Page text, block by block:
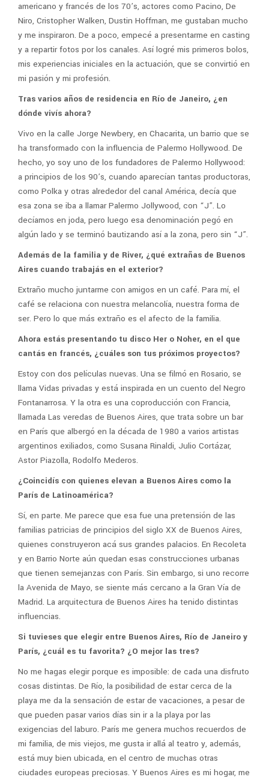
americano y francés de los 70’s, actores como Pacino, De
Niro, Cristopher Walken, Dustin Hoffman, me gustaban mucho
y me inspiraron. De a poco, empecé a presentarme en casting
y a repartir fotos por los canales. Así logré mis primeros bolos,
mis experiencias iniciales en la actuación, que se convirtió en
mi pasión y mi profesión.
Tras varios años de residencia en Río de Janeiro, ¿en
dónde vivís ahora?
Vivo en la calle Jorge Newbery, en Chacarita, un barrio que se
ha transformado con la influencia de Palermo Hollywood. De
hecho, yo soy uno de los fundadores de Palermo Hollywood:
a principios de los 90’s, cuando aparecían tantas productoras,
como Polka y otras alrededor del canal América, decía que
esa zona se iba a llamar Palermo Jollywood, con “J”. Lo
decíamos en joda, pero luego esa denominación pegó en
algún lado y se terminó bautizando así a la zona, pero sin “J”.
Además de la familia y de River, ¿qué extrañas de Buenos
Aires cuando trabajás en el exterior?
Extraño mucho juntarme con amigos en un café. Para mí, el
café se relaciona con nuestra melancolía, nuestra forma de
ser. Pero lo que más extraño es el afecto de la familia.
Ahora estás presentando tu disco Her o Noher, en el que
cantás en francés, ¿cuáles son tus próximos proyectos?
Estoy con dos películas nuevas. Una se filmó en Rosario, se
llama Vidas privadas y está inspirada en un cuento del Negro
Fontanarrosa. Y la otra es una coproducción con Francia,
llamada Las veredas de Buenos Aires, que trata sobre un bar
en París que albergó en la década de 1980 a varios artistas
argentinos exiliados, como Susana Rinaldi, Julio Cortázar,
Astor Piazolla, Rodolfo Mederos.
¿Coincidís con quienes elevan a Buenos Aires como la
París de Latinoamérica?
Sí, en parte. Me parece que esa fue una pretensión de las
familias patricias de principios del siglo XX de Buenos Aires,
quienes construyeron acá sus grandes palacios. En Recoleta
y en Barrio Norte aún quedan esas construcciones urbanas
que tienen semejanzas con París. Sin embargo, si uno recorre
la Avenida de Mayo, se siente más cercano a la Gran Vía de
Madrid. La arquitectura de Buenos Aires ha tenido distintas
influencias.
Si tuvieses que elegir entre Buenos Aires, Río de Janeiro y
París, ¿cuál es tu favorita? ¿O mejor las tres?
No me hagas elegir porque es imposible: de cada una disfruto
cosas distintas. De Río, la posibilidad de estar cerca de la
playa me da la sensación de estar de vacaciones, a pesar de
que pueden pasar varios días sin ir a la playa por las
exigencias del laburo. París me genera muchos recuerdos de
mi familia, de mis viejos, me gusta ir allá al teatro y, además,
está muy bien ubicada, en el centro de muchas otras
ciudades europeas preciosas. Y Buenos Aires es mi hogar, me